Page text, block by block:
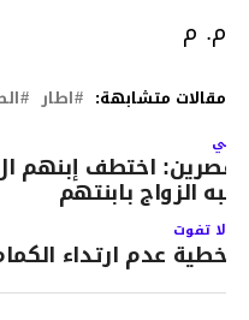
م. م
مقالات متشابهة: اطار
الزواج بابنتهم
لا تفوت
خطية عدم ارتداء